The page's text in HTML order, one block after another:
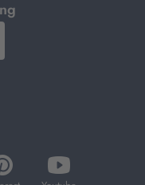
öffnet
in
öffnet
in